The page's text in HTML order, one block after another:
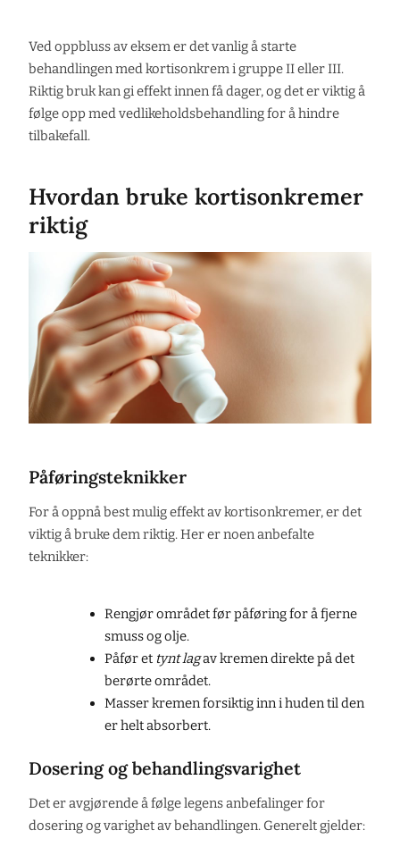
Ved oppbluss av eksem er det vanlig å starte
behandlingen med kortisonkrem i gruppe II eller III.
Riktig bruk kan gi effekt innen få dager, og det er viktig å
følge opp med vedlikeholdsbehandling for å hindre
tilbakefall.
Hvordan bruke kortisonkremer
riktig
Påføringsteknikker
For å oppnå best mulig effekt av kortisonkremer, er det
viktig å bruke dem riktig. Her er noen anbefalte
teknikker:
Rengjør området før påføring for å fjerne
smuss og olje.
Påfør et tynt lagav kremen direkte på det
berørte området.
Masser kremen forsiktig inn i huden til den
er helt absorbert.
Dosering og behandlingsvarighet
Det er avgjørende å følge legens anbefalinger for
dosering og varighet av behandlingen. Generelt gjelder: